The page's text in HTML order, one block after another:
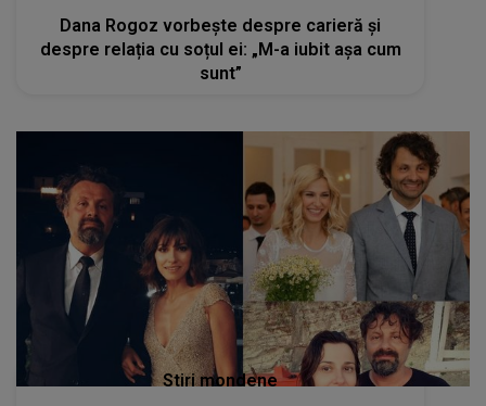
Dana Rogoz vorbește despre carieră și
despre relația cu soțul ei: „M-a iubit așa cum
sunt”
Stiri mondene